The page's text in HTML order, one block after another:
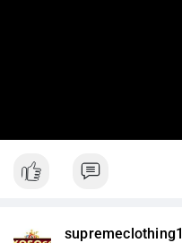
supremeclothing1